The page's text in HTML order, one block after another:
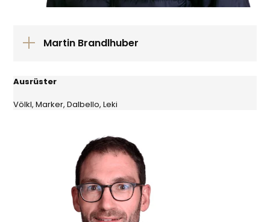
Martin Brandlhuber
Ausrüster
Völkl, Marker, Dalbello, Leki